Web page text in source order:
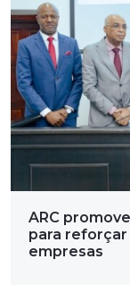
ARC
para
empresas